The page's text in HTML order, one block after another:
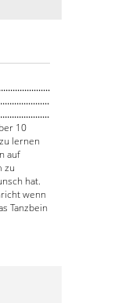
10
lernen
auf
zu
hat.
wenn
Tanzbein